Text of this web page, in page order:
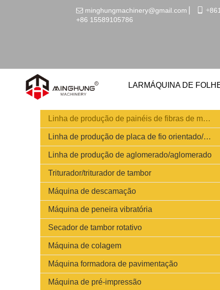
 minghungmachinery@gmail.com  +
+86 15589105786
LARMÁQUINA DE
Linha de produção de painéis de fibras de média densidade/MDF
Linha de produção de placa de fio orientado/OSB
Linha de produção de aglomerado/aglomerado
Triturador/triturador de tambor
Máquina de descamação
Máquina de peneira vibratória
Secador de tambor rotativo
Máquina de colagem
Máquina formadora de pavimentação
Máquina de pré-impressão